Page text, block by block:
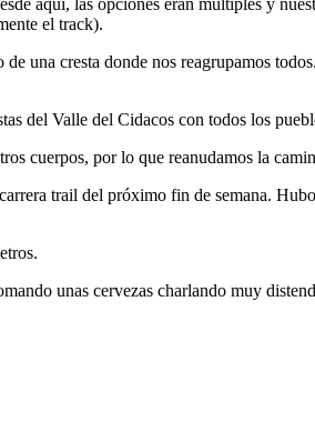
el track).
una cresta donde nos reagrupamos
del Valle del Cidacos con todos los
cuerpos, por lo que reanudamos la
trail del próximo fin de semana.
unas cervezas charlando muy